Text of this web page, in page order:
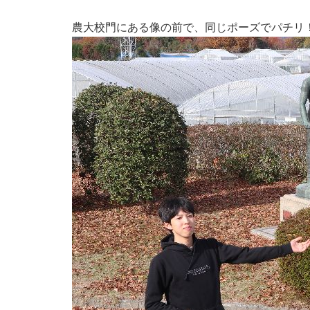
農大校門にある像の前で、同じポーズでパチリ